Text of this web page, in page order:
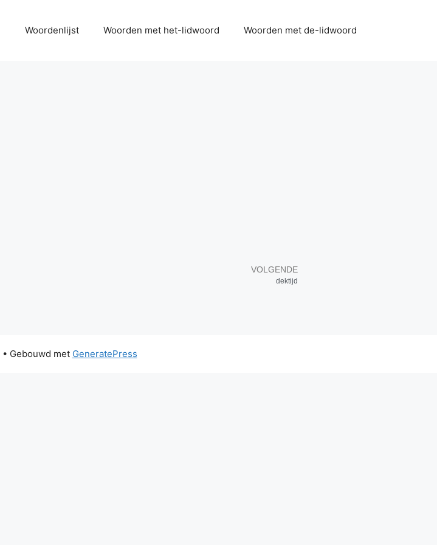
Woordenlijst Woorden met het-lidwoord Woorden met de-lidwoord
VOLGENDE
dektijd
• Gebouwd met GeneratePress